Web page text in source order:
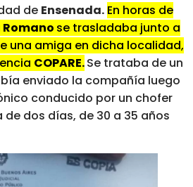
de Ensenada. En horas de
se trasladaba junto a
una amiga en dicha localidad,
COPARE.Se trataba de un
enviado la compañía luego
conducido por un chofer
dos días, de 30 a 35 años